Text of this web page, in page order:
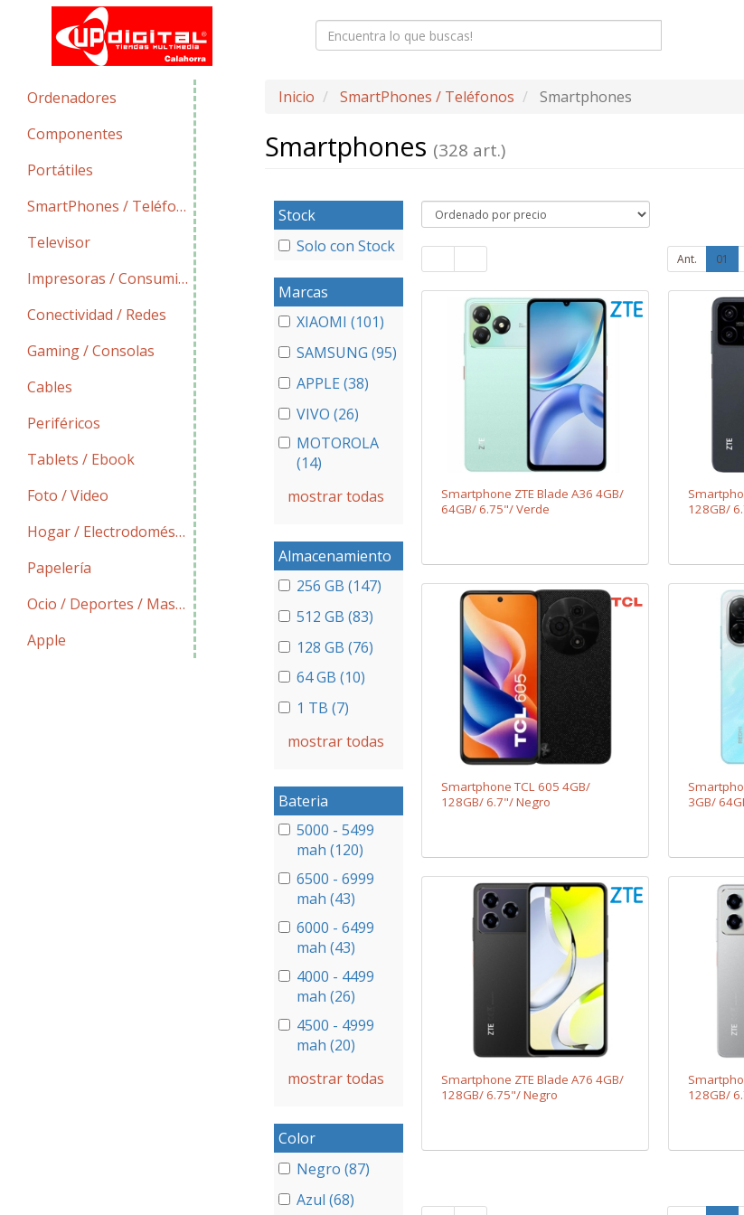
Ordenadores
Componentes
Portátiles
SmartPhones / Teléfonos
Televisor
Impresoras / Consumibles
Conectividad / Redes
Gaming / Consolas
Cables
Periféricos
Tablets / Ebook
Foto / Video
Hogar / Electrodomésticos
Papelería
Ocio / Deportes / Mascotas
Apple
Inicio SmartPhones / Teléfonos Smartphones
Smartphones (328 art.)
Stock
Solo con Stock
Marcas
XIAOMI (101)
SAMSUNG (95)
APPLE (38)
VIVO (26)
MOTOROLA
(14)
mostrar todas
Almacenamiento
256 GB (147)
512 GB (83)
128 GB (76)
64 GB (10)
1 TB (7)
mostrar todas
Bateria
5000 - 5499
mah (120)
6500 - 6999
mah (43)
6000 - 6499
mah (43)
4000 - 4499
mah (26)
4500 - 4999
mah (20)
mostrar todas
Color
Negro (87)
Azul (68)
Ant. 01
Smartphone ZTE Blade A36 4GB/
64GB/ 6.75"/ Verde
128GB/
Smartphone TCL 605 4GB/
128GB/ 6.7"/ Negro
3GB/
Smartphone ZTE Blade A76 4GB/
128GB/ 6.75"/ Negro
128GB/